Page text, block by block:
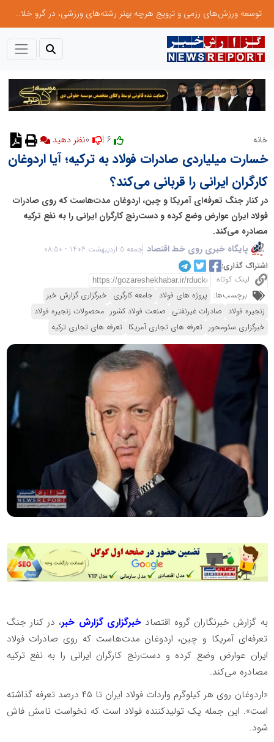
توسعه ورزش‌های رزمی و ترویج هرچه بهتر رشته‌های ورزشی، در گرو خلاقیت و نوآوری است
خانه نظر دهید
خسارت میلیاردی صادرات فولاد به ترکیه؛ آیا اردوغان
کارگران ایرانی را قربانی می‌کند؟
در کنار جنگ تعرفه‌ای آمریکا و چین، اردوغان مدت‌هاست که روی صادرات
فولاد ایران عوارض وضع کرده و دست‌رنج کارگران ایرانی را به نفع ترکیه
مصادره می‌کند.
پایگاه خبری روی خط اقتصاد جمعه 5 اردیبهشت 1404 - 08:50
اشتراک گذاری:
لینک کوتاه
برچسب‌ها: پروژه های فولاد جامعه کارگری خبرگزاری گزارش خبر
زنجیره فولاد صادرات غیرنفتی صنعت فولاد کشور محصولات زنجیره فولاد
خبرگزاری سئومحور تعرفه های تجاری آمریکا تعرفه های تجاری ترکیه
به گزارش خبرنگاران گروه اقتصاد خبرگزاری گزارش خبر، در کنار جنگ
تعرفه‌ای آمریکا و چین، اردوغان مدت‌هاست که روی صادرات فولاد
ایران عوارض وضع کرده و دست‌رنج کارگران ایرانی را به نفع ترکیه
مصادره می‌کند.
«اردوغان روی هر کیلوگرم واردات فولاد ایران تا ۴۵ درصد تعرفه گذاشته
است». این جمله یک تولیدکننده فولاد است که نخواست نامش فاش
شود.